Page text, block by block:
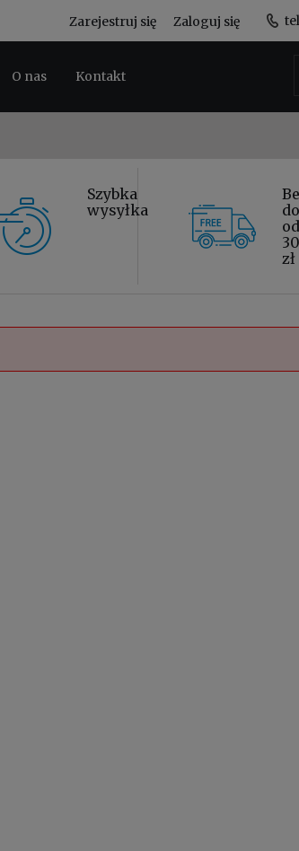
Zarejestruj się Zaloguj się
O nas Kontakt
Szybka
wysyłka
od
zł